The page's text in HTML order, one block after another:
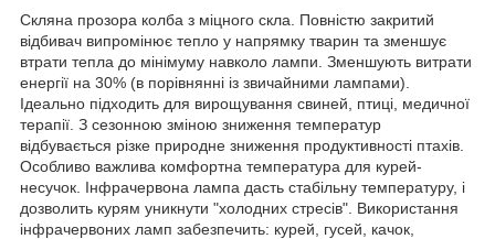
Скляна прозора колба з міцного скла. Повністю закритий
відбивач випромінює тепло у напрямку тварин та зменшує
втрати тепла до мінімуму навколо лампи. Зменшують витрати
енергії на 30% (в порівнянні із звичайними лампами).
Ідеально підходить для вирощування свиней, птиці, медичної
терапії. З сезонною зміною зниження температур
відбувається різке природне зниження продуктивності птахів.
Особливо важлива комфортна температура для курей-
несучок. Інфрачервона лампа дасть стабільну температуру, і
дозволить курям уникнути "холодних стресів". Використання
інфрачервоних ламп забезпечить: курей, гусей, качок,